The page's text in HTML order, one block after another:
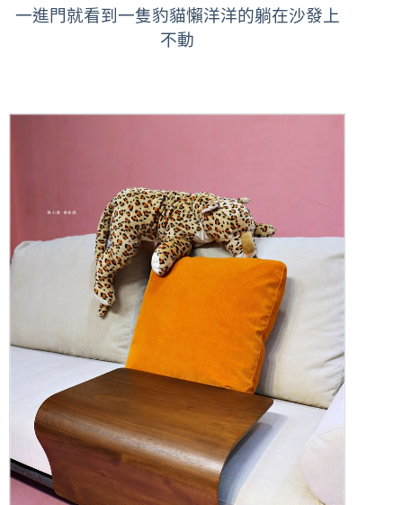
一進門就看到一隻豹貓懶洋洋的躺在沙發上
不動